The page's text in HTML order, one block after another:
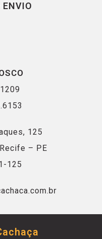
ENVIO
125
– PE
125